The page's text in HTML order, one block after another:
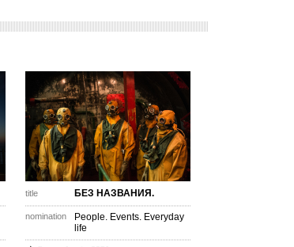
title БЕЗ НАЗВАНИЯ.
nomination
People. Events. Everyday
life